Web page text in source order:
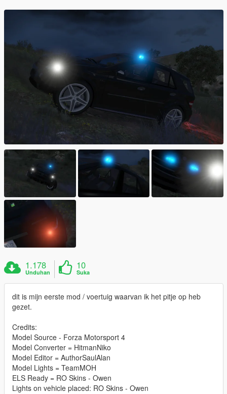
1.178
Unduhan
10
Suka
dit is mijn eerste mod / voertuig waarvan ik het pitje op heb
gezet.
Credits:
Model Source - Forza Motorsport 4
Model Converter = HitmanNiko
Model Editor = AuthorSaulAlan
Model Lights = TeamMOH
ELS Ready = RO Skins - Owen
Lights on vehicle placed: RO Skins - Owen